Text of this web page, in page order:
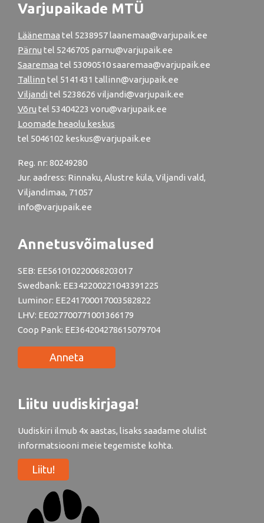
Varjupaikade MTÜ
Läänemaa tel 5238957 laanemaa@varjupaik.ee
Pärnu tel 5246705 parnu@varjupaik.ee
Saaremaa tel 53090510 saaremaa@varjupaik.ee
Tallinn tel 5141431 tallinn@varjupaik.ee
Viljandi tel 5238626 viljandi@varjupaik.ee
Võru tel 53404223 voru@varjupaik.ee
Loomade heaolu keskus
tel 5046102 keskus@varjupaik.ee
Reg. nr: 80249280
Jur. aadress: Rinnaku, Alustre küla, Viljandi vald,
Viljandimaa, 71057
info@varjupaik.ee
Annetusvõimalused
SEB: EE561010220068203017
Swedbank: EE342200221043391225
Luminor: EE241700017003582822
LHV: EE027700771001366179
Coop Pank: EE364204278615079704
Anneta
Liitu uudiskirjaga!
Uudiskiri ilmub 4x aastas, lisaks saadame olulist
informatsiooni meie tegemiste kohta.
Liitu!